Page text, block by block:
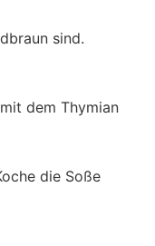
sind.
dem Thymian
die Soße